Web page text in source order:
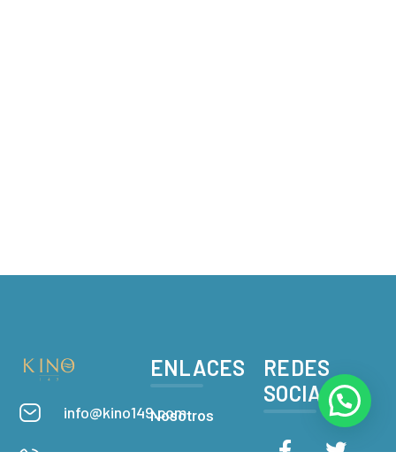
info@kino149.com
6621508032
ENLACES
Nosotros
REDES
SOCIALES